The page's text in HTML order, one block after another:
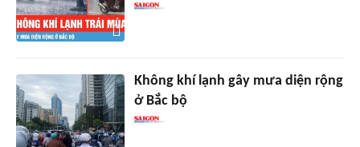
Không khí lạnh gây mưa diện rộng
ở Bắc bộ